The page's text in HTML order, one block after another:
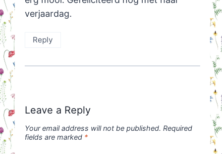
verjaardag.
Reply
Leave a Reply
Your email address will not be published. Required
fields are marked *